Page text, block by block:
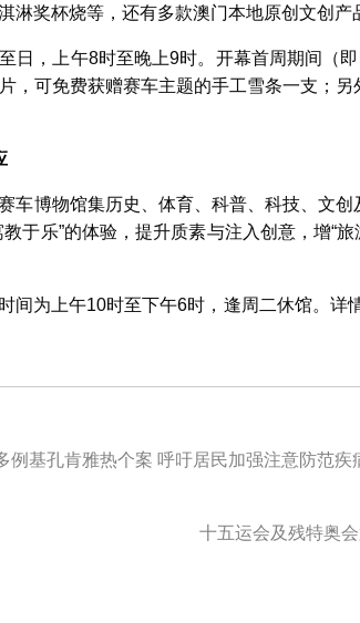
淋奖杯烧等，还有多款澳门本地原创文创产
日，上午8时至晚上9时。开幕首周期间（
，可免费获赠赛车主题的手工雪条一支；
车博物馆集历史、体育、科普、科技、文创
于乐”的体验，提升质素与注入创意，增“
间为上午10时至下午6时，逢周二休馆。详
例基孔肯雅热个案 呼吁居民加强注意防范疾
十五运会及残特奥